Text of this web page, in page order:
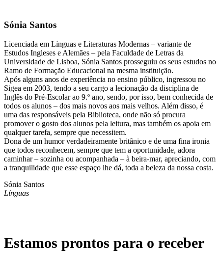
Sónia Santos
Licenciada em Línguas e Literaturas Modernas – variante de
Estudos Ingleses e Alemães – pela Faculdade de Letras da
Universidade de Lisboa, Sónia Santos prosseguiu os seus estudos no
Ramo de Formação Educacional na mesma instituição.
Após alguns anos de experiência no ensino público, ingressou no
Sigea em 2003, tendo a seu cargo a lecionação da disciplina de
Inglês do Pré-Escolar ao 9.º ano, sendo, por isso, bem conhecida de
todos os alunos – dos mais novos aos mais velhos. Além disso, é
uma das responsáveis pela Biblioteca, onde não só procura
promover o gosto dos alunos pela leitura, mas também os apoia em
qualquer tarefa, sempre que necessitem.
Dona de um humor verdadeiramente britânico e de uma fina ironia
que todos reconhecem, sempre que tem a oportunidade, adora
caminhar – sozinha ou acompanhada – à beira-mar, apreciando, com
a tranquilidade que esse espaço lhe dá, toda a beleza da nossa costa.
Sónia Santos
Línguas
Estamos prontos para o receber